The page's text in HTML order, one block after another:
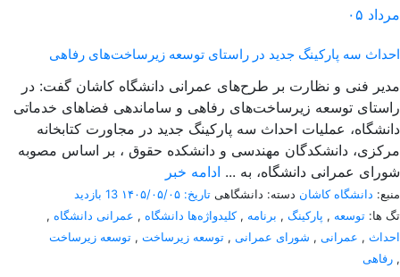
۰۵ مرداد
احداث سه پارکینگ جدید در راستای توسعه زیرساخت‌های رفاهی
مدیر فنی و نظارت بر طرح‌های عمرانی دانشگاه کاشان گفت: در
راستای توسعه زیرساخت‌های رفاهی و ساماندهی فضاهای خدماتی
دانشگاه، عملیات احداث سه پارکینگ جدید در مجاورت کتابخانه
مرکزی، دانشکدگان مهندسی و دانشکده حقوق ، بر اساس مصوبه
شورای عمرانی دانشگاه، به ... ادامه خبر
منبع: دانشگاه کاشان دسته: دانشگاهی تاریخ: ۱۴۰۵/۰۵/۰۵
13 بازدید
تگ ها: توسعه , پارکینگ , برنامه ,کلیدواژه‌ها دانشگاه , عمرانی دانشگاه ,
احداث , عمرانی , شورای عمرانی , توسعه زیرساخت , توسعه زیرساخت
رفاهی ,